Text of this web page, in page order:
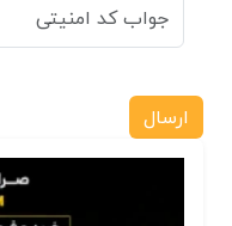
ارسال